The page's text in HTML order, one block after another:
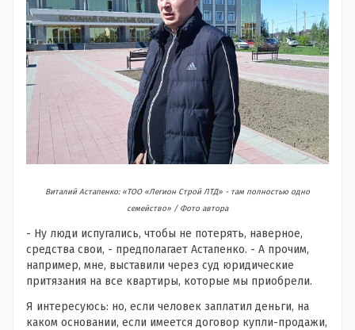
Виталий Астапенко: «ТОО «Легион Строй ЛТД» - там полностью одно
семейство» / Фото автора
- Ну люди испугались, чтобы не потерять, наверное,
средства свои, - предполагает Астапенко. - А прочим,
например, мне, выставили через суд юридические
притязания на все квартиры, которые мы приобрели.
Я интересуюсь: но, если человек заплатил деньги, на
каком основании, если имеется договор купли-продажи,